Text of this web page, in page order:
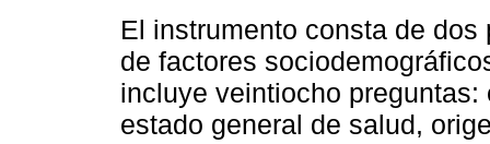
El instrumento consta de
de factores
incluye veintiocho
estado general de salud,